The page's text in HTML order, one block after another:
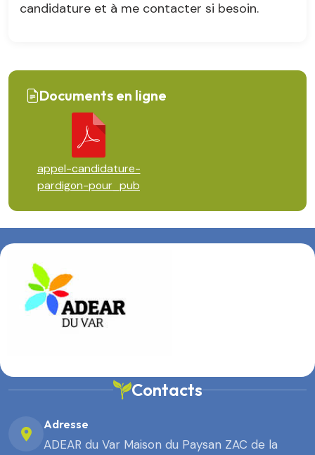
candidature et à me contacter si besoin.
Documents en ligne
appel-candidature-
pardigon-pour_pub
Contacts
Adresse
ADEAR du Var Maison du Paysan ZAC de la